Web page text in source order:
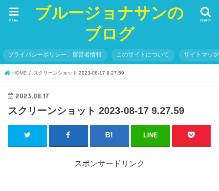
ブルージョナサンの
ブログ
search
menu
プライバシーポリシー、運営者情報 このサイトについて サイトマップ
HOME スクリーンショット 2023-08-17 9.27.59
2023.08.17
スクリーンショット 2023-08-17 9.27.59
LINE
スポンサードリンク